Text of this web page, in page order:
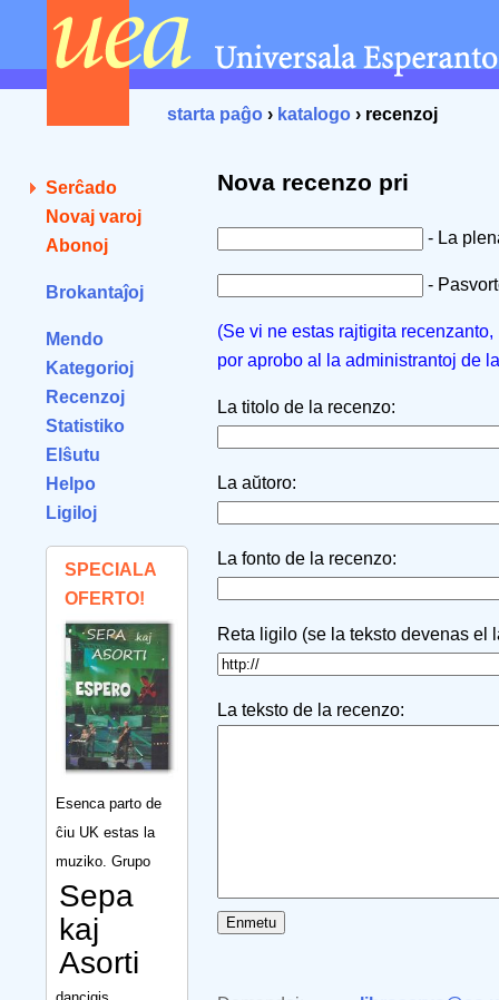
starta paĝo › katalogo › recenzoj
Serĉado
Novaj varoj
Abonoj
Brokantaĵoj
Mendo
Kategorioj
Recenzoj
Statistiko
Elŝutu
Helpo
Ligiloj
SPECIALA
OFERTO!
Esenca parto de
ĉiu UK estas la
muziko. Grupo
Sepa
kaj
Asorti
Nova recenzo pri
- La
-
(Se vi ne estas rajtigita
por aprobo al la administrantoj de
La titolo de la recenzo:
La aŭtoro:
La fonto de la recenzo:
Reta ligilo (se la teksto devenas el
La teksto de la recenzo: